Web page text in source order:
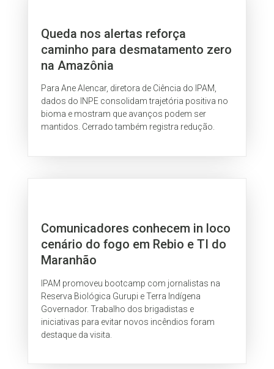
Queda nos alertas reforça
caminho para desmatamento zero
na Amazônia
Para Ane Alencar, diretora de Ciência do IPAM,
dados do INPE consolidam trajetória positiva no
bioma e mostram que avanços podem ser
mantidos. Cerrado também registra redução.
Comunicadores conhecem in loco
cenário do fogo em Rebio e TI do
Maranhão
IPAM promoveu bootcamp com jornalistas na
Reserva Biológica Gurupi e Terra Indígena
Governador. Trabalho dos brigadistas e
iniciativas para evitar novos incêndios foram
destaque da visita.